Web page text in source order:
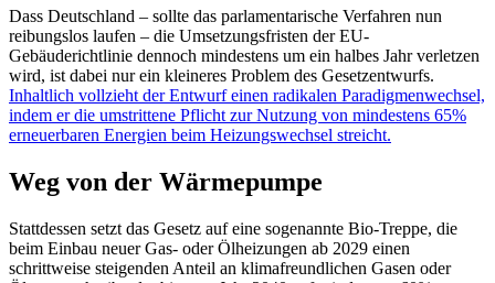
Dass Deutschland – sollte das parlamentarische Verfahren nun
reibungslos laufen – die Umsetzungsfristen der EU-
Gebäuderichtlinie dennoch mindestens um ein halbes Jahr verletzen
wird, ist dabei nur ein kleineres Problem des Gesetzentwurfs.
Inhaltlich vollzieht der Entwurf einen radikalen Paradigmenwechsel,
indem er die umstrittene Pflicht zur Nutzung von mindestens 65%
erneuerbaren Energien beim Heizungswechsel streicht.
Weg von der Wärmepumpe
Stattdessen setzt das Gesetz auf eine sogenannte Bio-Treppe, die
beim Einbau neuer Gas- oder Ölheizungen ab 2029 einen
schrittweise steigenden Anteil an klimafreundlichen Gasen oder